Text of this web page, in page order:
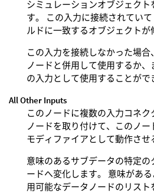
シミュレーションオブジェク
す。 この入力に接続されていて
ルドに一致するオブジェクトが
この入力を接続しなかった場合
ノードと併用して使用するか
の入力として使用することがで
All Other Inputs
このノードに複数の入力コネ
ノードを取り付けて、このノ
モディファイアとして動作させ
意味のあるサブデータの特定の
ードへ変化します。 意味があ
用可能なデータノードのリス